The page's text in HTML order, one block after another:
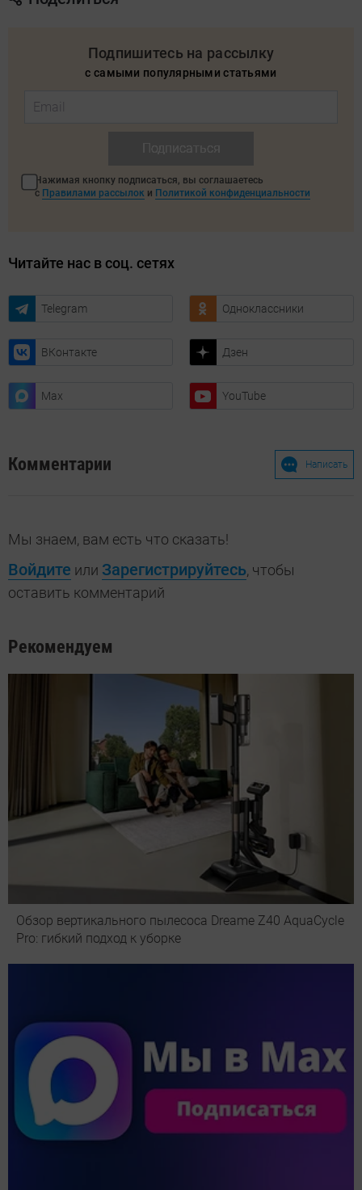
Подпишитесь на рассылку
с самыми популярными статьями
Нажимая кнопку подписаться, вы соглашаетесь
с Правилами рассылок и Политикой конфиденциальности
Читайте нас в соц. сетях
Telegram Одноклассники
ВКонтакте Дзен
Max YouTube
Комментарии Написать
Мы знаем, вам есть что сказать!
Войдите или Зарегистрируйтесь, чтобы
оставить комментарий
Рекомендуем
Обзор вертикального пылесоса Dreame Z40 AquaCycle
Pro: гибкий подход к уборке